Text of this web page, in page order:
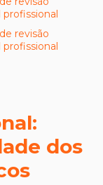
:
dos